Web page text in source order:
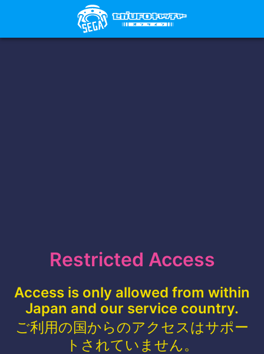
Restricted Access
Access is only allowed from within
Japan and our service country.
ご利用の国からのアクセスはサポー
トされていません。